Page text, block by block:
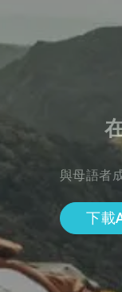
與母語者
下載